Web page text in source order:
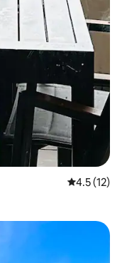
평점 4.5점
4.5 (12)